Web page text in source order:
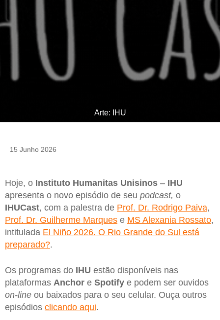
Arte: IHU
15 Junho 2026
Hoje, o Instituto Humanitas Unisinos – IHU
apresenta o novo episódio de seu podcast, o
IHUCast, com a palestra de Prof. Dr. Rodrigo Paiva,
Prof. Dr. Guilherme Marques e MS Alexania Rossato,
intitulada El Niño 2026. O Rio Grande do Sul está
preparado?.
Os programas do IHU estão disponíveis nas
plataformas Anchor e Spotify e podem ser ouvidos
on-line ou baixados para o seu celular. Ouça outros
episódios clicando aqui.